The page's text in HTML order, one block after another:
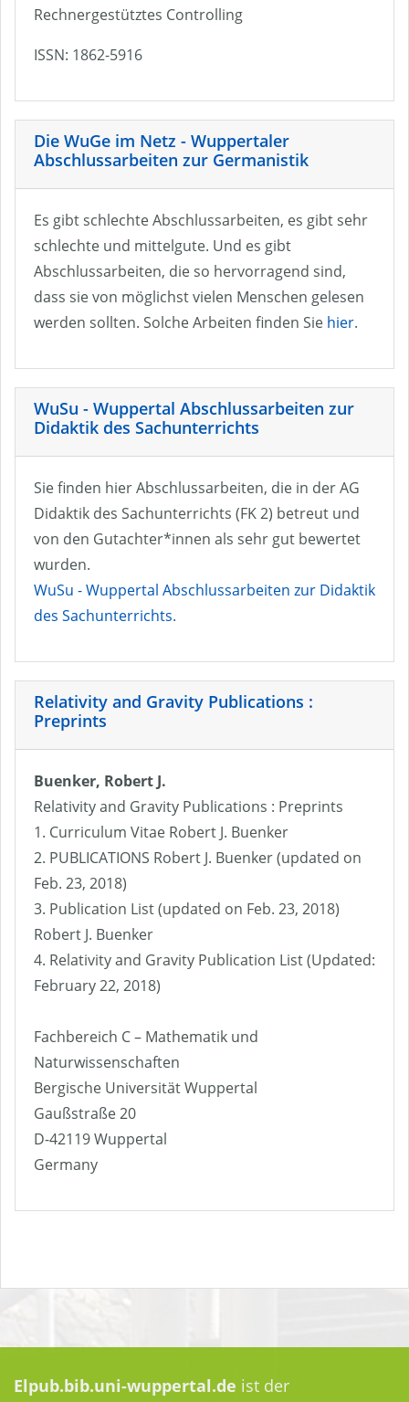
Rechnergestütztes Controlling
ISSN: 1862-5916
Die WuGe im Netz - Wuppertaler
Abschlussarbeiten zur Germanistik
Es gibt schlechte Abschlussarbeiten, es gibt sehr
schlechte und mittelgute. Und es gibt
Abschlussarbeiten, die so hervorragend sind,
dass sie von möglichst vielen Menschen gelesen
werden sollten. Solche Arbeiten finden Sie hier.
WuSu - Wuppertal Abschlussarbeiten zur
Didaktik des Sachunterrichts
Sie finden hier Abschlussarbeiten, die in der AG
Didaktik des Sachunterrichts (FK 2) betreut und
von den Gutachter*innen als sehr gut bewertet
wurden.
WuSu - Wuppertal Abschlussarbeiten zur Didaktik
des Sachunterrichts.
Relativity and Gravity Publications :
Preprints
Buenker, Robert J.
Relativity and Gravity Publications : Preprints
1. Curriculum Vitae Robert J. Buenker
2. PUBLICATIONS Robert J. Buenker (updated on
Feb. 23, 2018)
3. Publication List (updated on Feb. 23, 2018)
Robert J. Buenker
4. Relativity and Gravity Publication List (Updated:
February 22, 2018)
Fachbereich C – Mathematik und
Naturwissenschaften
Bergische Universität Wuppertal
Gaußstraße 20
D-42119 Wuppertal
Germany
Elpub.bib.uni-wuppertal.de ist der